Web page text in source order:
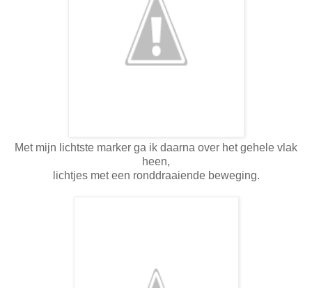
Met mijn lichtste marker ga ik daarna over het gehele vlak
heen,
lichtjes met een ronddraaiende beweging.